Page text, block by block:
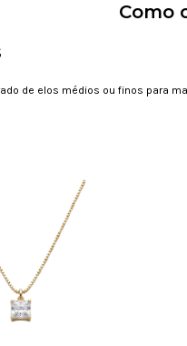
Como
de elos médios ou finos para